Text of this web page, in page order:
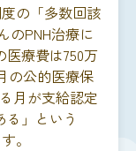
の「多数回該
のPNH治療に
医療費は750万
の公的医療保
月が支給認定
」という
。